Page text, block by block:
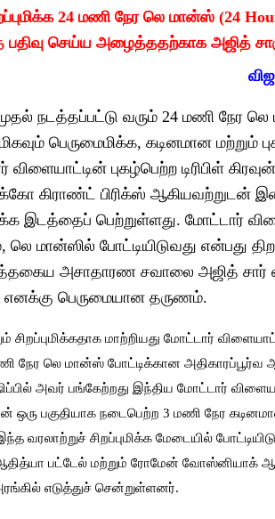
24 மணி நேர லெ மான்ஸ் (24
செய்ய அழைத்ததற்காக அஜித்
நடத்தப்பட்டு வரும் 24 மணி நேர
பெருமைமிக்க, கடினமான மற்றும்
புகழ்பெற்ற டிரிபிள்
கிராண்ட் பிரிக்ஸ்
இடத்தைப் பெற்றுள்ளது. மோட்டார்
மான்ஸில் போட்டியிடுவது என்பது
அசாதாரண சவாலை அஜித் சார்
எனக்கு பெருமையான தருணம்.
மாற்றியது மோட்டார்
நேர லெ மான்ஸ் போட்டிக்கான
அவர் பங்கேற்றது இந்திய மோட்டார்
ஒரு பகுதியாக நடைபெற்ற 3 மணி நேர
வரலாற்றுச் சிறப்புமிக்க மேடையில்
ஆதித்யா பட்டேல் மற்றும் ரோமேன் வோஸ்னியாக்
எடுத்துச் சென்றுள்ளனர்.